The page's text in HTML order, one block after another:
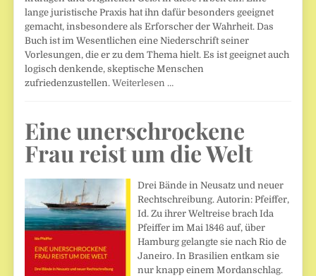
lange juristische Praxis hat ihn dafür besonders geeignet
gemacht, insbesondere als Erforscher der Wahrheit. Das
Buch ist im Wesentlichen eine Niederschrift seiner
Vorlesungen, die er zu dem Thema hielt. Es ist geeignet auch
logisch denkende, skeptische Menschen
zufriedenzustellen.Weiterlesen …
Eine unerschrockene
Frau reist um die Welt
Drei Bände in Neusatz und neuer
Rechtschreibung. Autorin: Pfeiffer,
Id. Zu ihrer Weltreise brach Ida
Pfeiffer im Mai 1846 auf, über
Hamburg gelangte sie nach Rio de
Janeiro. In Brasilien entkam sie
nur knapp einem Mordanschlag.